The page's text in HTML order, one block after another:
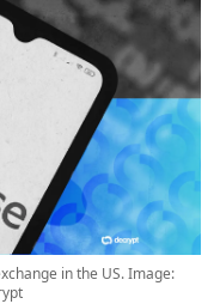
in the US. Image: